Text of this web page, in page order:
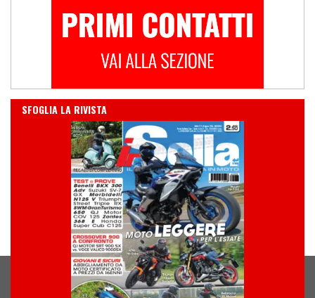
IN EDICOLA
SFOGLIA LA RIVISTA